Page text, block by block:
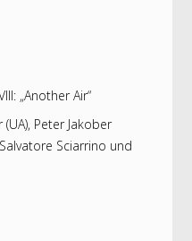
„Another Air“
Peter Jakober
Sciarrino und